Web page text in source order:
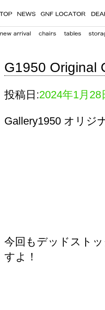
G1950 Original
投稿日:2024年1月28
Gallery1950 オリジ
今回もデッドスト
すよ！